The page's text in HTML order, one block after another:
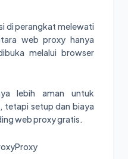
di perangkat melewati
web proxy hanya
melalui browser
lebih aman untuk
tetapi setup dan biaya
web proxy gratis.